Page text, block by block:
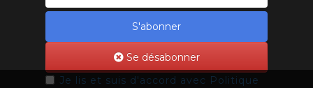
S'abonner
Se désabonner
Je lis et suis d'accord avec Politique